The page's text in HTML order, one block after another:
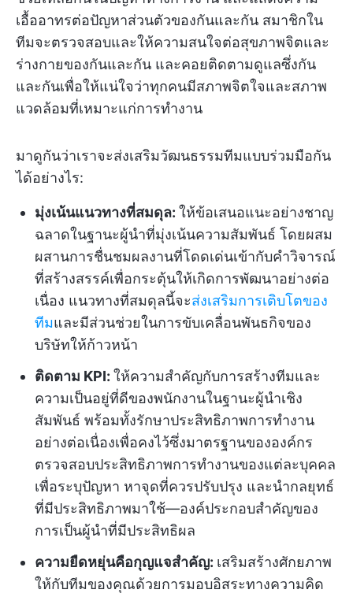
เอื้ออาทรต่อปัญหาส่วนตัวของกันและกัน สมาชิกใน
ทีมจะตรวจสอบและให้ความสนใจต่อสุขภาพจิตและ
ร่างกายของกันและกัน และคอยติดตามดูแลซึ่งกัน
และกันเพื่อให้แน่ใจว่าทุกคนมีสภาพจิตใจและสภาพ
แวดล้อมที่เหมาะแก่การทำงาน
มาดูกันว่าเราจะส่งเสริมวัฒนธรรมทีมแบบร่วมมือกัน
ได้อย่างไร:
มุ่งเน้นแนวทางที่สมดุล: ให้ข้อเสนอแนะอย่างชาญ
ฉลาดในฐานะผู้นำที่มุ่งเน้นความสัมพันธ์ โดยผสม
ผสานการชื่นชมผลงานที่โดดเด่นเข้ากับคำวิจารณ์
ที่สร้างสรรค์เพื่อกระตุ้นให้เกิดการพัฒนาอย่างต่อ
เนื่อง แนวทางที่สมดุลนี้จะส่งเสริมการเติบโตของ
ทีมและมีส่วนช่วยในการขับเคลื่อนพันธกิจของ
บริษัทให้ก้าวหน้า
ติดตาม KPI: ให้ความสำคัญกับการสร้างทีมและ
ความเป็นอยู่ที่ดีของพนักงานในฐานะผู้นำเชิง
สัมพันธ์ พร้อมทั้งรักษาประสิทธิภาพการทำงาน
อย่างต่อเนื่องเพื่อคงไว้ซึ่งมาตรฐานขององค์กร
ตรวจสอบประสิทธิภาพการทำงานของแต่ละบุคคล
เพื่อระบุปัญหา หาจุดที่ควรปรับปรุง และนำกลยุทธ์
ที่มีประสิทธิภาพมาใช้—องค์ประกอบสำคัญของ
การเป็นผู้นำที่มีประสิทธิผล
ความยืดหยุ่นคือกุญแจสำคัญ: เสริมสร้างศักยภาพ
ให้กับทีมของคุณด้วยการมอบอิสระทางความคิด